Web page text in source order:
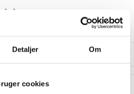
Detaljer Om
cookies